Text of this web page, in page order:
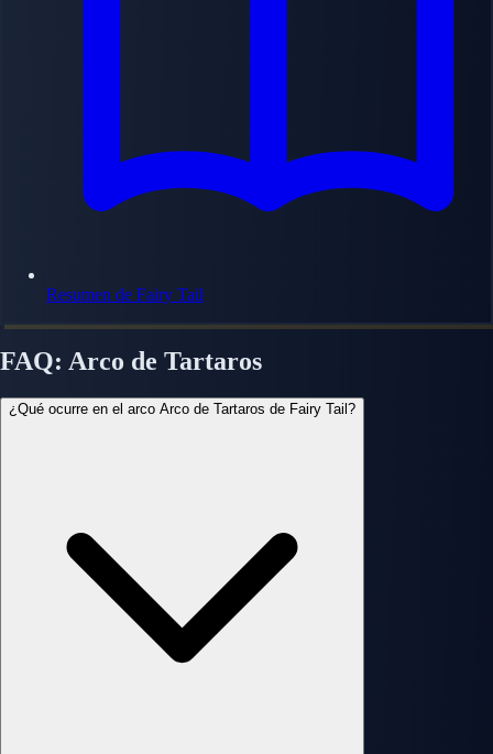
Resumen de Fairy Tail
FAQ: Arco de Tartaros
¿Qué ocurre en el arco Arco de Tartaros de Fairy Tail?